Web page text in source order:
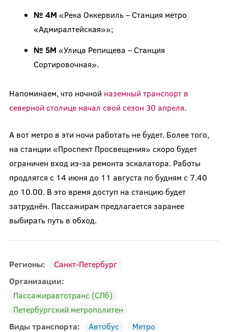
№ 4М «Река Оккервиль – Станция метро
«Адмиралтейская»»;
№ 5М «Улица Репищева – Станция
Сортировочная».
Напоминаем, что ночной наземный транспорт в
северной столице начал свой сезон 30 апреля.
А вот метро в эти ночи работать не будет. Более того,
на станции «Проспект Просвещения» скоро будет
ограничен вход из-за ремонта эскалатора. Работы
продлятся с14 июня до 11 августа по будням с 7.40
до 10.00. В это время доступ на станцию будет
затруднён. Пассажирам предлагается заранее
выбирать путь в обход.
Регионы:
Санкт-Петербург
Организации:
Пассажиравтотранс (СПб)
Петербургский метрополитен
Виды транспорта:
Автобус
Метро